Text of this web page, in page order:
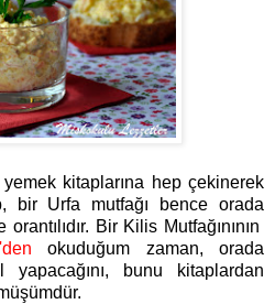
kitaplarına hep çekinerek
bir Urfa mutfağı bence orada
Bir Kilis Mutfağınının
okuduğum zaman, orada
yapacağını, bunu kitaplardan